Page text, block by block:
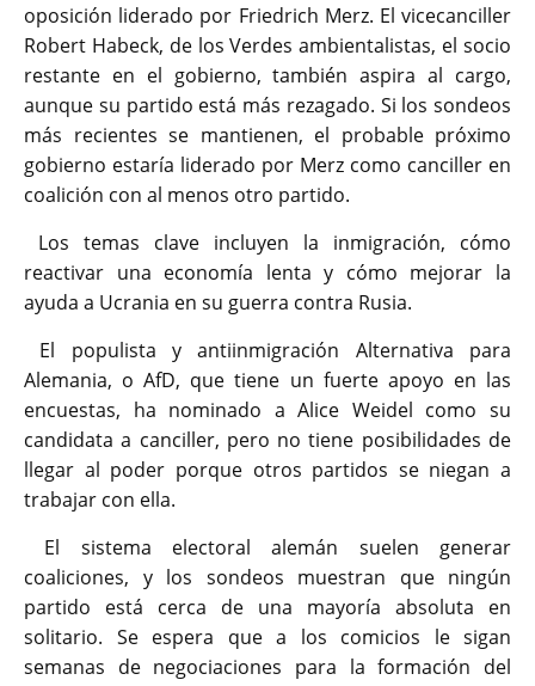
oposición liderado por Friedrich Merz. El vicecanciller
Robert Habeck, de los Verdes ambientalistas, el socio
restante en el gobierno, también aspira al cargo,
aunque su partido está más rezagado. Si los sondeos
más recientes se mantienen, el probable próximo
gobierno estaría liderado por Merz como canciller en
coalición con al menos otro partido.
Los temas clave incluyen la inmigración, cómo
reactivar una economía lenta y cómo mejorar la
ayuda a Ucrania en su guerra contra Rusia.
El populista y antiinmigración Alternativa para
Alemania, o AfD, que tiene un fuerte apoyo en las
encuestas, ha nominado a Alice Weidel como su
candidata a canciller, pero no tiene posibilidades de
llegar al poder porque otros partidos se niegan a
trabajar con ella.
El sistema electoral alemán suelen generar
coaliciones, y los sondeos muestran que ningún
partido está cerca de una mayoría absoluta en
solitario. Se espera que a los comicios le sigan
semanas de negociaciones para la formación del